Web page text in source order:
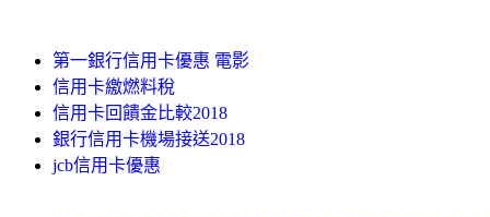
第一銀行信用卡優惠 電影
信用卡繳燃料稅
信用卡回饋金比較2018
銀行信用卡機場接送2018
jcb信用卡優惠